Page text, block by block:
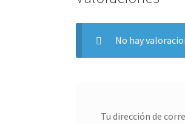
No hay
Tu dirección de